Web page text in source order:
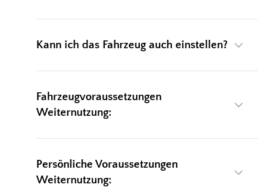
Kann ich das Fahrzeug auch einstellen?
Fahrzeugvoraussetzungen
Weiternutzung:
Persönliche Voraussetzungen
Weiternutzung: